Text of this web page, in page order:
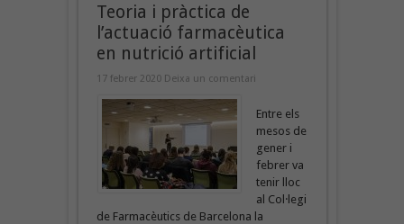
Teoria i pràctica de
l’actuació farmacèutica
en nutrició artificial
17 febrer 2020 Deixa un comentari
Entre els
mesos de
gener i
febrer va
tenir lloc
al Col·legi
de Farmacèutics de Barcelona la